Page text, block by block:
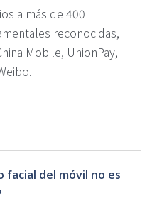
a más de 400
reconocidas,
Mobile, UnionPay,
facial del móvil no es